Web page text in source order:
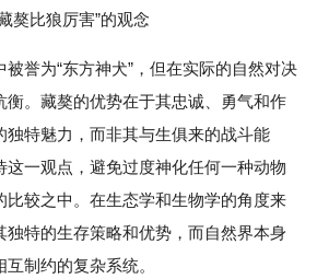
獒比狼厉害”的观念
誉为“东方神犬”，但在实际的自然对决
衡。藏獒的优势在于其忠诚、勇气和作
独特魅力，而非其与生俱来的战斗能
这一观点，避免过度神化任何一种动物
比较之中。在生态学和生物学的角度来
独特的生存策略和优势，而自然界本身
制约的复杂系统。